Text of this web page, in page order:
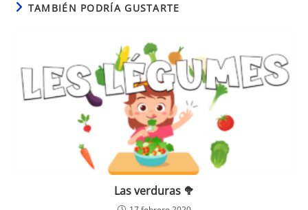
TAMBIÉN PODRÍA GUSTARTE
Las verduras 🥦